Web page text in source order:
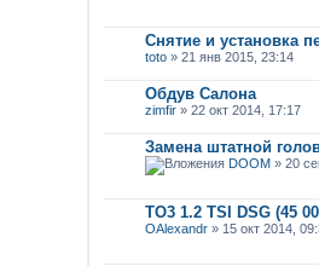
Снятие и установка
toto » 21 янв 2015, 23:14
Обдув Салона
zimfir » 22 окт 2014, 17:17
Замена штатной
DOOM » 20
ТО3 1.2 TSI DSG (45
OAlexandr » 15 окт 2014,